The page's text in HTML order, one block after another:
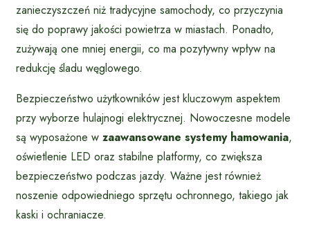
zanieczyszczeń niż tradycyjne samochody, co przyczynia
się do poprawy jakości powietrza w miastach. Ponadto,
zużywają one mniej energii, co ma pozytywny wpływ na
redukcję śladu węglowego.
Bezpieczeństwo użytkowników jest kluczowym aspektem
przy wyborze hulajnogi elektrycznej. Nowoczesne modele
są wyposażone w zaawansowane systemy hamowania,
oświetlenie LED oraz stabilne platformy, co zwiększa
bezpieczeństwo podczas jazdy. Ważne jest również
noszenie odpowiedniego sprzętu ochronnego, takiego jak
kaski i ochraniacze.